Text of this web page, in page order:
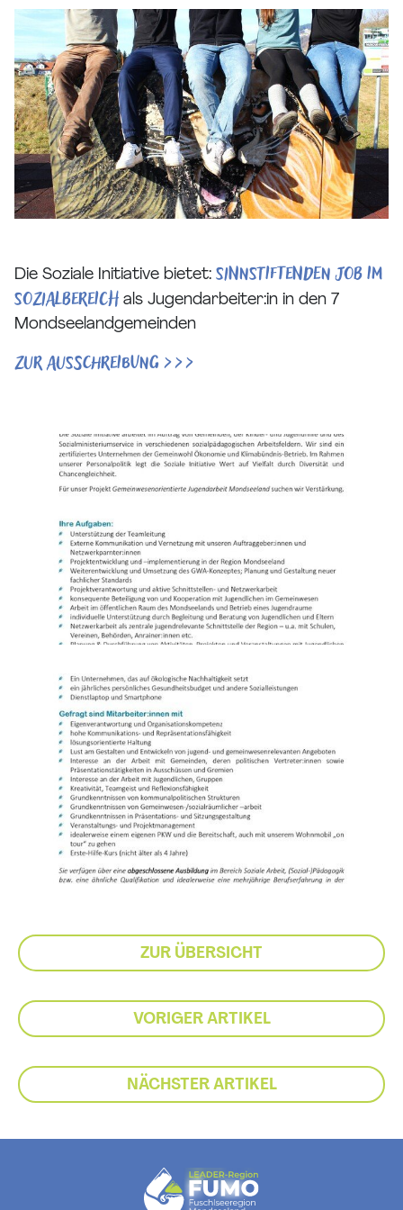
Die Soziale Initiative bietet: SINNSTIFTENDEN JOB IM
SOZIALBEREICH als Jugendarbeiter:in in den 7
Mondseelandgemeinden
Zur Ausschreibung >>>
ZUR ÜBERSICHT
VORIGER ARTIKEL
NÄCHSTER ARTIKEL